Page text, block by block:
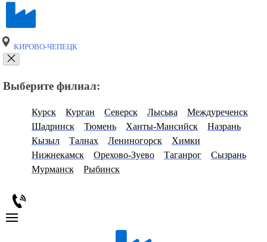
КИРОВО-ЧЕПЕЦК
Выберите филиал:
Курск Курган Северск Лысьва
Междуреченск
Шадринск
Тюмень Ханты-Мансийск
Назрань
Кызыл
Талнах Лениногорск
Химки
Нижнекамск
Орехово-Зуево Таганрог
Сызрань
Мурманск
Рыбинск